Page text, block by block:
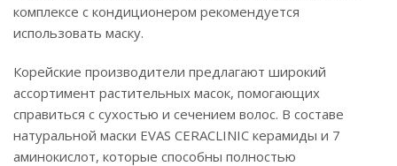
комплексе с кондиционером рекомендуется
использовать маску.
Корейские производители предлагают широкий
ассортимент растительных масок, помогающих
справиться с сухостью и сечением волос. В составе
натуральной маски EVAS CERACLINIC керамиды и 7
аминокислот, которые способны полностью